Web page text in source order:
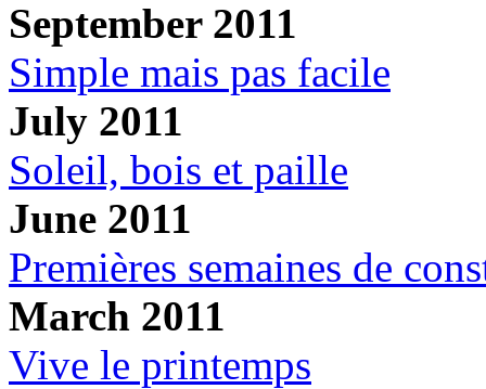
September 2011
Simple mais pas facile
July 2011
Soleil, bois et paille
June 2011
Premières semaines de
March 2011
Vive le printemps